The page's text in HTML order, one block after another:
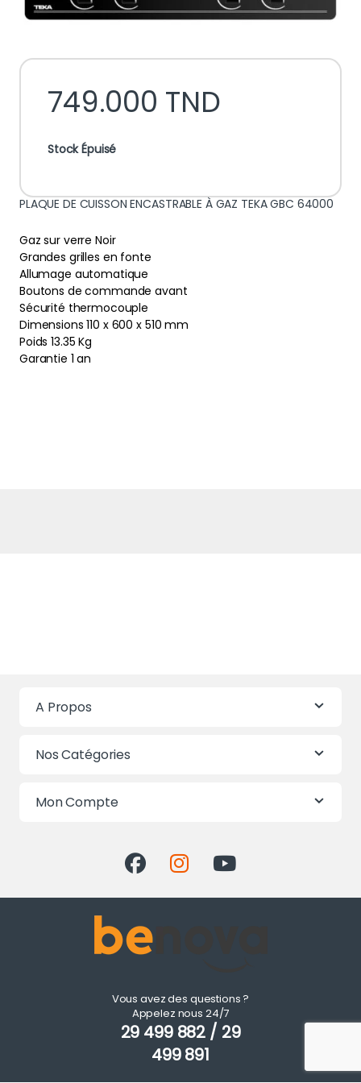
PLAQUE DE CUISSON ENCASTRABLE À GAZ TEKA GBC 64000
749.000 TND
Stock Épuisé
Gaz sur verre Noir
Grandes grilles en fonte
Allumage automatique
Boutons de commande avant
Sécurité thermocouple
Dimensions 110 x 600 x 510 mm
Poids 13.35 Kg
Garantie 1 an
A Propos
Nos Catégories
Mon Compte
Vous avez des questions ?
Appelez nous 24/7
29 499 882 / 29
499 891